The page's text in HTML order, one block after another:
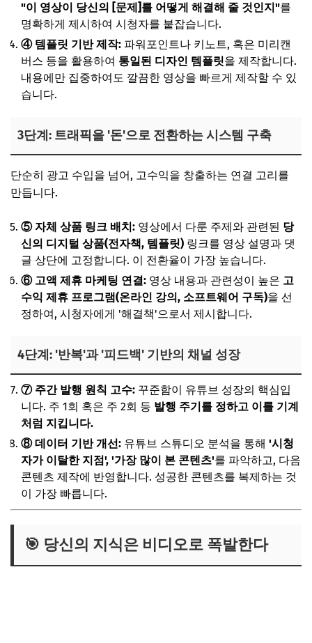
"이 영상이 당신의 [문제]를 어떻게 해결해 줄 것인지"를
명확하게 제시하여 시청자를 붙잡습니다.
④ 템플릿 기반 제작: 파워포인트나 키노트, 혹은 미리캔
버스 등을 활용하여 통일된 디자인 템플릿을 제작합니다.
내용에만 집중하여도 깔끔한 영상을 빠르게 제작할 수 있
습니다.
3단계: 트래픽을 '돈'으로 전환하는 시스템 구축
단순히 광고 수입을 넘어, 고수익을 창출하는 연결 고리를
만듭니다.
⑤ 자체 상품 링크 배치: 영상에서 다룬 주제와 관련된 당
신의 디지털 상품(전자책, 템플릿) 링크를 영상 설명과 댓
글 상단에 고정합니다. 이 전환율이 가장 높습니다.
⑥ 고액 제휴 마케팅 연결: 영상 내용과 관련성이 높은 고
수익 제휴 프로그램(온라인 강의, 소프트웨어 구독)을 선
정하여, 시청자에게 '해결책'으로서 제시합니다.
4단계: '반복'과 '피드백' 기반의 채널 성장
⑦ 주간 발행 원칙 고수: 꾸준함이 유튜브 성장의 핵심입
니다. 주 1회 혹은 주 2회 등 발행 주기를 정하고 이를 기계
처럼 지킵니다.
⑧ 데이터 기반 개선: 유튜브 스튜디오 분석을 통해 '시청
자가 이탈한 지점', '가장 많이 본 콘텐츠'를 파악하고, 다음
콘텐츠 제작에 반영합니다. 성공한 콘텐츠를 복제하는 것
이 가장 빠릅니다.
🎯 당신의 지식은 비디오로 폭발한다